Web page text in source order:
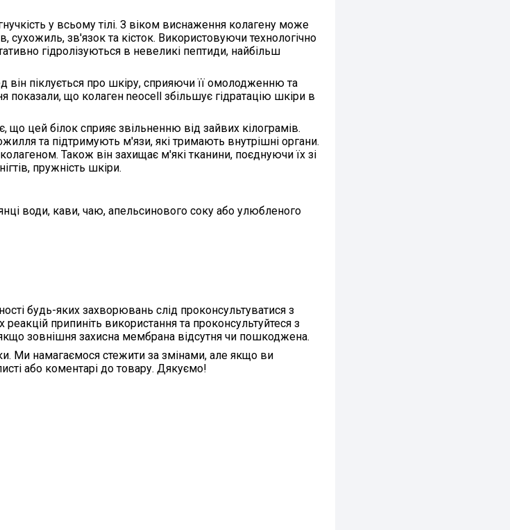
у всьому тілі. З віком виснаження колагену може
сухожиль, зв'язок та кісток. Використовуючи технологічно
гідролізуються в невеликі пептиди, найбільш
він піклується про шкіру, сприяючи її омолодженню та
показали, що колаген neocell збільшує гідратацію шкіри в
що цей білок сприяє звільненню від зайвих кілограмів.
та підтримують м'язи, які тримають внутрішні органи.
Також він захищає м'які тканини, поєднуючи їх зі
пружність шкіри.
води, кави, чаю, апельсинового соку або улюбленого
будь-яких захворювань слід проконсультуватися з
припиніть використання та проконсультуйтеся з
зовнішня захисна мембрана відсутня чи пошкоджена.
Ми намагаємося стежити за змінами, але якщо ви
або коментарі до товару. Дякуємо!